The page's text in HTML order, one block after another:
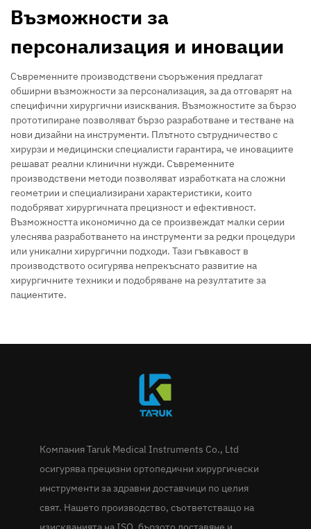
Възможности за
персонализация и иновации
Съвременните производствени съоръжения предлагат
обширни възможности за персонализация, за да отговарят на
специфични хирургични изисквания. Възможностите за бързо
прототипиране позволяват бързо разработване и тестване на
нови дизайни на инструменти. Плътното сътрудничество с
хирурзи и медицински специалисти гарантира, че иновациите
решават реални клинични нужди. Съвременните
производствени методи позволяват изработката на сложни
геометрии и специализирани характеристики, които
подобряват хирургичната прецизност и ефективност.
Възможността икономично да се произвеждат малки серии
улеснява разработването на инструменти за редки процедури
или уникални хирургични подходи. Тази гъвкавост в
производството осигурява непрекъснато развитие на
хирургичните техники и подобряване на резултатите за
пациентите.
Компания Taruk Medical Instruments Co., Ltd
осигурява прецизни ортопедични хирургически
инструменти за здравни доставчици по целия
свят. Нашето производство, съответстващо на